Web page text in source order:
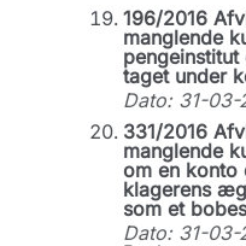
196/2016
manglende
taget under
Dato: 31-03-
331/2016
manglende
om en konto
klagerens
som et
Dato: 31-03-